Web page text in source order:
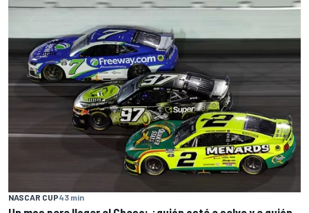
NASCAR CUP43 min